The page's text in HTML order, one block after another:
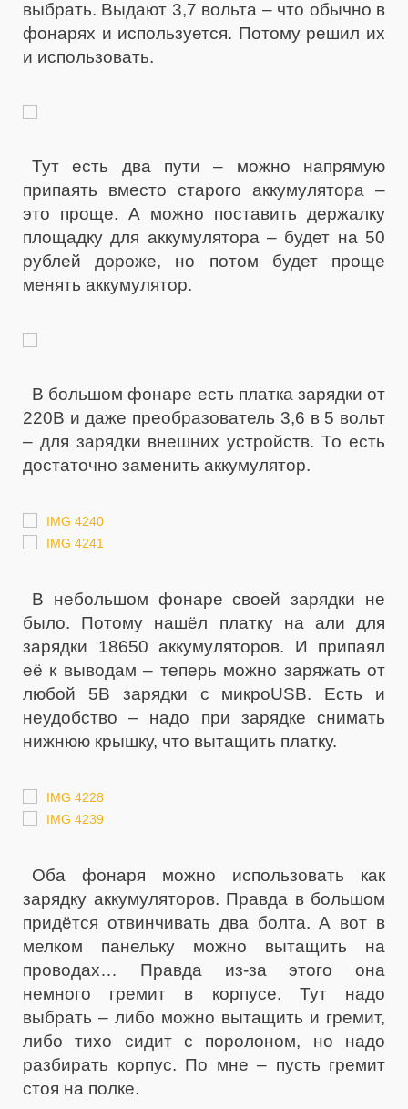
выбрать. Выдают 3,7 вольта – что обычно в
фонарях и используется. Потому решил их
и использовать.
Тут есть два пути – можно напрямую
припаять вместо старого аккумулятора –
это проще. А можно поставить держалку
площадку для аккумулятора – будет на 50
рублей дороже, но потом будет проще
менять аккумулятор.
В большом фонаре есть платка зарядки от
220В и даже преобразователь 3,6 в 5 вольт
– для зарядки внешних устройств. То есть
достаточно заменить аккумулятор.
В небольшом фонаре своей зарядки не
было. Потому нашёл платку на али для
зарядки 18650 аккумуляторов. И припаял
её к выводам – теперь можно заряжать от
любой 5В зарядки с микроUSB. Есть и
неудобство – надо при зарядке снимать
нижнюю крышку, что вытащить платку.
Оба фонаря можно использовать как
зарядку аккумуляторов. Правда в большом
придётся отвинчивать два болта. А вот в
мелком панельку можно вытащить на
проводах… Правда из-за этого она
немного гремит в корпусе. Тут надо
выбрать – либо можно вытащить и гремит,
либо тихо сидит с поролоном, но надо
разбирать корпус. По мне – пусть гремит
стоя на полке.